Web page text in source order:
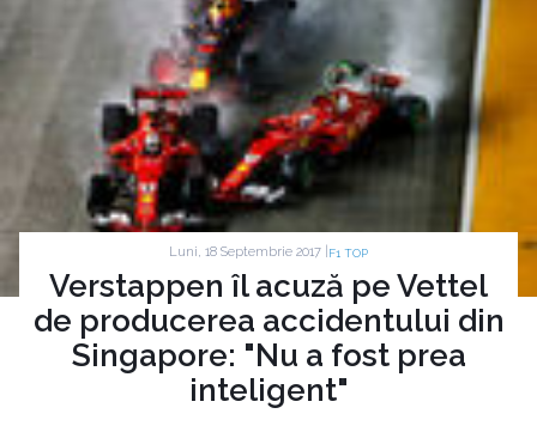
Luni, 18 Septembrie 2017 | F1 TOP
Verstappen îl acuză pe Vettel
de producerea accidentului din
Singapore: "Nu a fost prea
inteligent"